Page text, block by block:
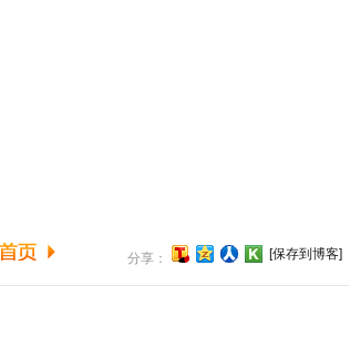
分享： [保存到博客]